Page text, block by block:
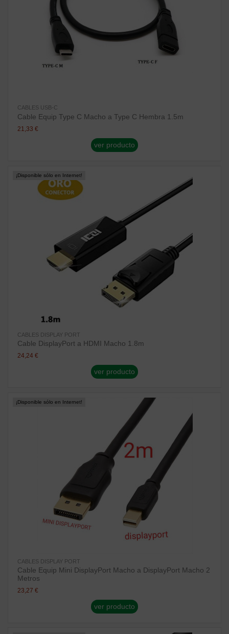
CABLES USB-C
Cable Equip Type C Macho a Type C Hembra 1.5m
21,33 €
ver producto
¡Disponible sólo en Internet!
CABLES DISPLAY PORT
Cable DisplayPort a HDMI Macho 1.8m
24,24 €
ver producto
¡Disponible sólo en Internet!
CABLES DISPLAY PORT
Cable Equip Mini DisplayPort Macho a DisplayPort Macho 2
Metros
23,27 €
ver producto